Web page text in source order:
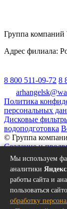
Группа
Адрес филиала:
8 800 511-09-72 8
Политика
персональных
Дисковые
водоподготовка
© Группа
Создание и
Вверх
Мы используем
аналитики
работы сайта и
пользоваться
обработку